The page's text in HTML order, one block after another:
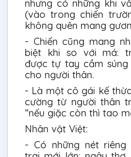
nhưng có những khi
(vào trong chiến
không quên mang
- Chiến cũng mang
biệt khi so với má:
được tự tay cầm
cho người thân.
- Là một cô gái kế
cường từ người thân
“nếu giặc còn thì tao
Nhân vật Việt:
- Có những nét